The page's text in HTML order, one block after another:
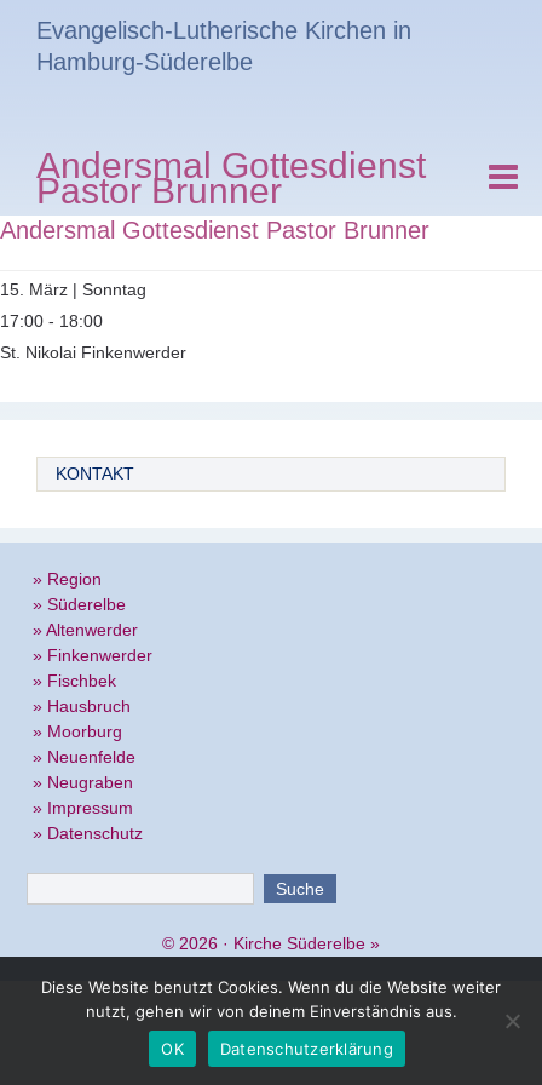
Evangelisch-Lutherische Kirchen in
Hamburg-Süderelbe
Andersmal Gottesdienst
Pastor Brunner
Andersmal Gottesdienst Pastor Brunner
15. März | Sonntag
17:00 - 18:00
St. Nikolai Finkenwerder
KONTAKT
» Region
» Süderelbe
» Altenwerder
» Finkenwerder
» Fischbek
» Hausbruch
» Moorburg
» Neuenfelde
» Neugraben
» Impressum
» Datenschutz
© 2026 · Kirche Süderelbe »
Diese Website benutzt Cookies. Wenn du die Website weiter
nutzt, gehen wir von deinem Einverständnis aus.
OK
Datenschutzerklärung